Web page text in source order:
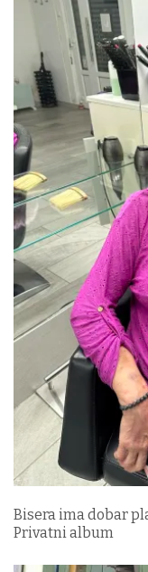
Bisera ima dobar
Privatni album